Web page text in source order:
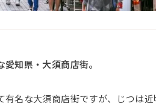
知県・大須商店街。
名な大須商店街ですが、じつは近